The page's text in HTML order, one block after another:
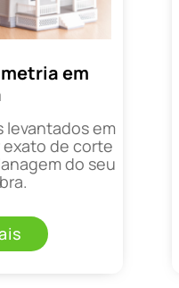
em
levantados em
exato de corte
do seu